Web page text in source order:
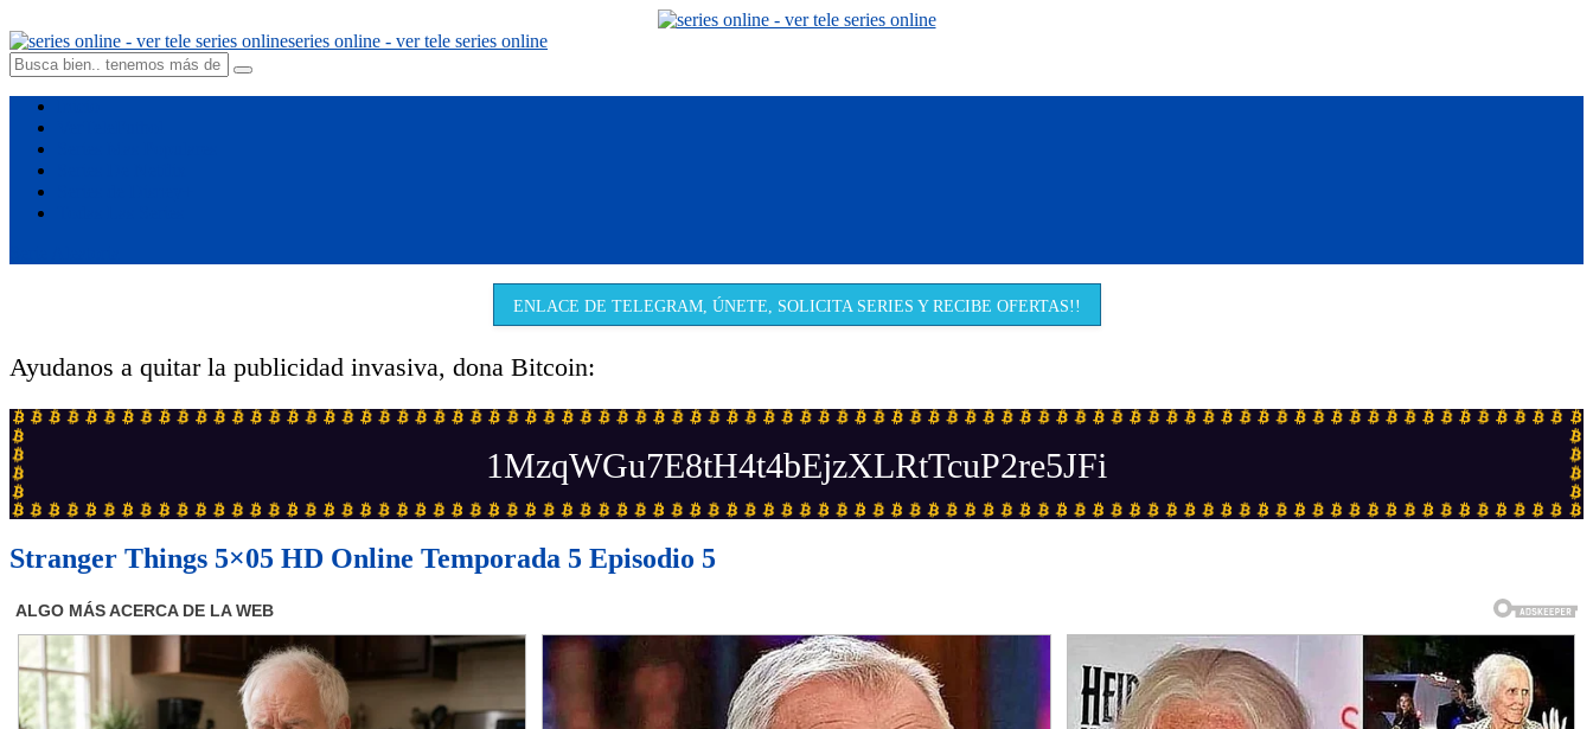
series online - ver tele series online
ENLACE DE TELEGRAM, ÚNETE, SOLICITA SERIES Y RECIBE OFERTAS!!
Ayudanos a quitar la publicidad invasiva, dona Bitcoin:
1MzqWGu7E8tH4t4bEjzXLRtTcuP2re5JFi
Stranger Things 5×05 HD Online Temporada 5 Episodio 5